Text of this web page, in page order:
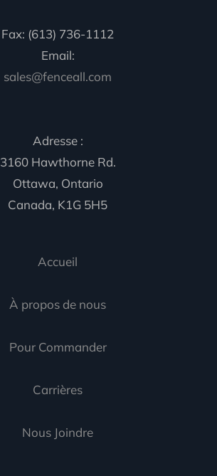
Fax: (613) 736-1112
Email:
sales@fenceall.com
Adresse :
3160 Hawthorne Rd.
Ottawa, Ontario
Canada, K1G 5H5
Accueil
À propos de nous
Pour Commander
Carrières
Nous Joindre